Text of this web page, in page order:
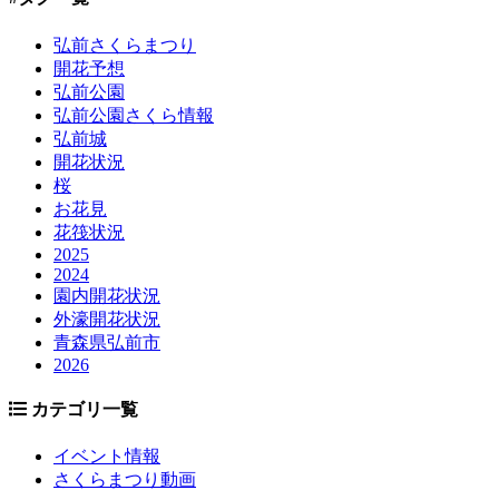
弘前さくらまつり
開花予想
弘前公園
弘前公園さくら情報
弘前城
開花状況
桜
お花見
花筏状況
2025
2024
園内開花状況
外濠開花状況
青森県弘前市
2026
カテゴリ一覧
イベント情報
さくらまつり動画